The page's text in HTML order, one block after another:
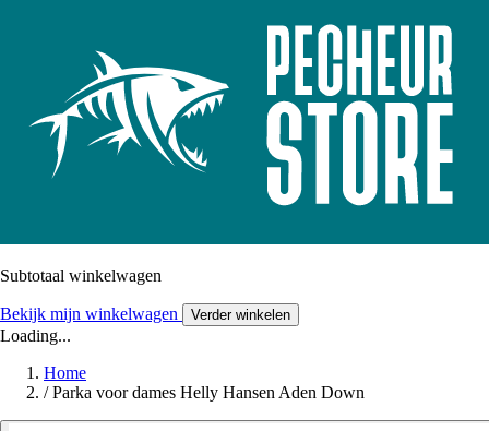
Subtotaal winkelwagen
Bekijk mijn winkelwagen Verder winkelen
Loading...
Home
/ Parka voor dames Helly Hansen Aden Down